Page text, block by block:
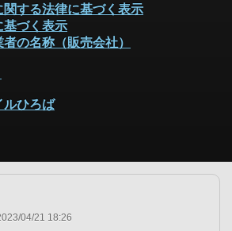
関する法律に基づく表示
基づく表示
の名称（販売会社）
ルひろば
04/21 18:26